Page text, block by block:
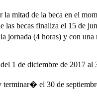
mitad de la beca en el
becas finaliza el 15 de
(4 horas) y con
1 de diciembre de 2017 al
el 30 de